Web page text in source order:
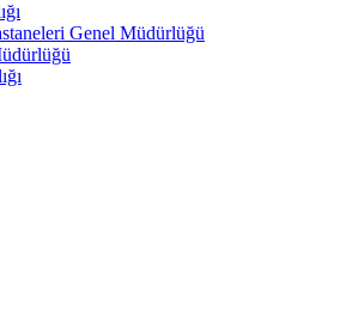
Genel Müdürlüğü